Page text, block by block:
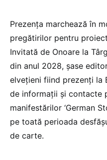
Prezența marchează în
pregătirilor pentru
Invitată de Onoare la
din anul 2028, șase
elvețieni fiind prezenți la
de informații și contacte
manifestărilor ‘German
pe toată perioada
de carte.